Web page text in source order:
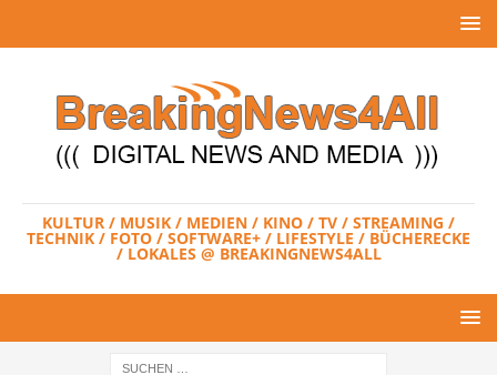
KULTUR / MUSIK / MEDIEN / KINO / TV / STREAMING /
TECHNIK / FOTO / SOFTWARE+ / LIFESTYLE / BÜCHERECKE
/ LOKALES @ BREAKINGNEWS4ALL